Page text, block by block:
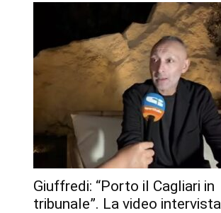
Giuffredi: “Porto il Cagliari in
tribunale”. La video intervista